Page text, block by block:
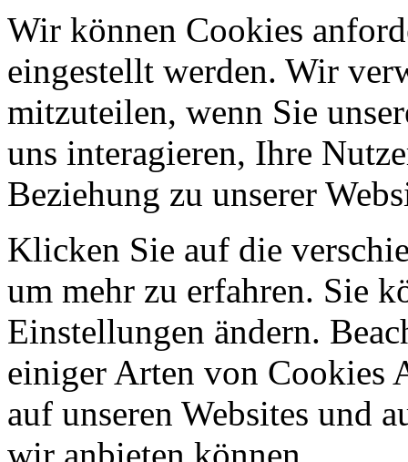
Wir können Cookies
eingestellt werden. Wir
mitzuteilen, wenn Sie
uns interagieren, Ihre
Beziehung zu unserer
Klicken Sie auf die
um mehr zu erfahren. Sie
Einstellungen ändern.
einiger Arten von Cookies
auf unseren Websites und